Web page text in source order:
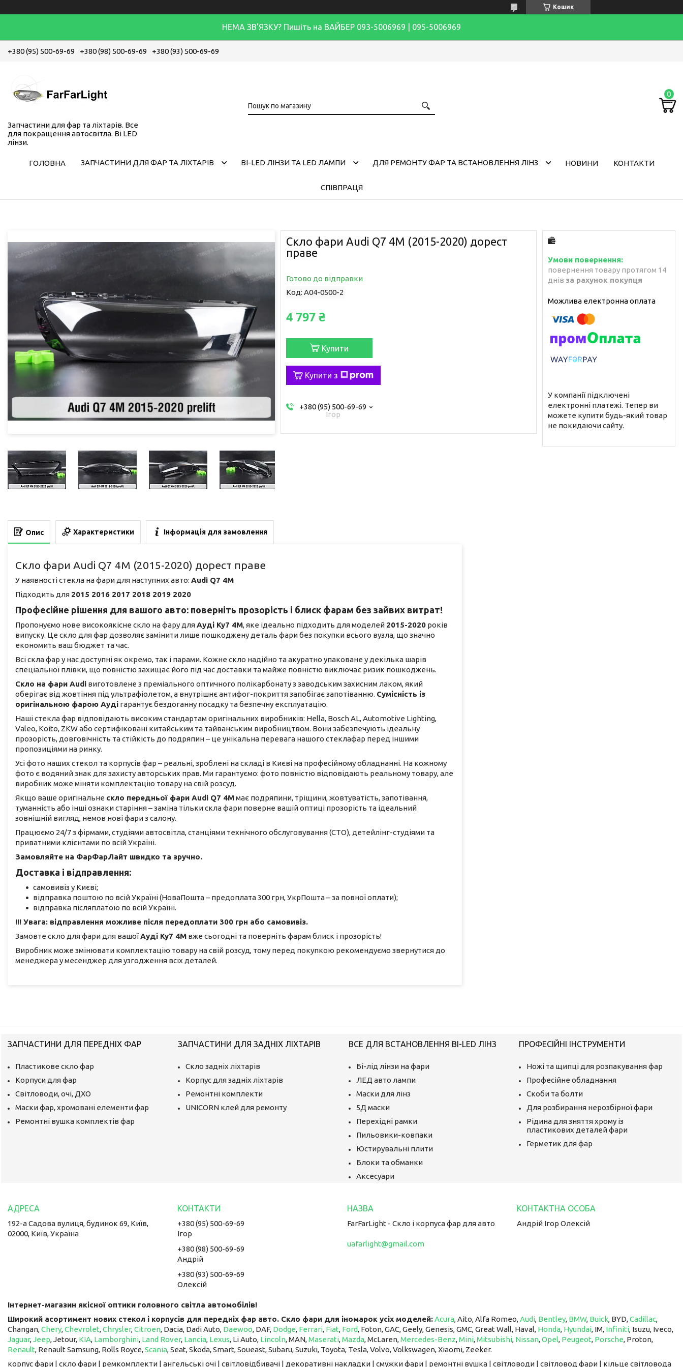
Кошик
НЕМА ЗВ'ЯЗКУ? Пишіть на ВАЙБЕР 093-5006969 | 095-5006969
+380 (95) 500-69-69 +380 (98) 500-69-69 +380 (93) 500-69-69
Запчастини для фар та ліхтарів. Все
для покращення автосвітла. Bi LED
лінзи.
ГОЛОВНА ЗАПЧАСТИНИ ДЛЯ ФАР ТА ЛІХТАРІВ BI-LED ЛІНЗИ ТА LED ЛАМПИ ДЛЯ РЕМОНТУ ФАР ТА ВСТАНОВЛЕННЯ ЛІНЗ НОВИНИ КОНТАКТИ
СПІВПРАЦЯ
Скло фари Audi Q7 4M (2015-2020) дорест
праве
Готово до відправки
Код: A04-0500-2
4 797 ₴
Купити
Купити з
+380 (95) 500-69-69
Ігор
повернення товару протягом 14
днів за рахунок покупця
У компанії підключені
електронні платежі. Тепер ви
можете купити будь-який товар
не покидаючи сайту.
Опис Характеристики Інформація для замовлення
Скло фари Audi Q7 4M (2015-2020) дорест праве
У наявності стекла на фари для наступних авто: Audi Q7 4M
Підходить для 2015 2016 2017 2018 2019 2020
Професійне рішення для вашого авто: поверніть прозорість і блиск фарам без зайвих витрат!
Пропонуємо нове високоякісне скло на фару дляАуді Ку7 4М, яке ідеально підходить для моделей 2015-2020 років
випуску. Це скло для фар дозволяє замінити лише пошкоджену деталь фари без покупки всього вузла, що значно
економить ваш бюджет та час.
Всі скла фар у нас доступні як окремо, так і парами. Кожне скло надійно та акуратно упаковане у декілька шарів
спеціальної плівки, що повністю захищає його під час доставки та майже повністю виключає ризик пошкоджень.
Скло на фари Audi виготовлене з преміального оптичного полікарбонату з заводським захисним лаком, який
оберігає від жовтіння під ультрафіолетом, а внутрішнє антифог-покриття запобігає запотіванню. Сумісність із
оригінальною фарою Ауді гарантує бездоганну посадку та безпечну експлуатацію.
Наші стекла фар відповідають високим стандартам оригінальних виробників: Hella, Bosch AL, Automotive Lighting,
Valeo, Koito, ZKW або сертифіковані китайським та тайванським виробництвом. Вони забезпечують ідеальну
прозорість, довговічність та стійкість до подряпин – це унікальна перевага нашого стеклафар перед іншими
пропозиціями на ринку.
Усі фото наших стекол та корпусів фар – реальні, зроблені на складі в Києві на професійному обладнанні. На кожному
фото є водяний знак для захисту авторських прав. Ми гарантуємо: фото повністю відповідають реальному товару, але
виробник може міняти комплектацію товару на свій розсуд.
Якщо ваше оригінальне скло передньої фари Audi Q7 4Mмає подряпини, тріщини, жовтуватість, запотівання,
туманність або інші ознаки старіння – заміна тільки скла фари поверне вашій оптиці прозорість та ідеальний
зовнішній вигляд, немов нові фари з салону.
Працюємо 24/7 з фірмами, студіями автосвітла, станціями технічного обслуговування (СТО), детейлінг-студіями та
приватними клієнтами по всій Україні.
Замовляйте на ФарФарЛайт швидко та зручно.
Доставка і відправлення:
самовивіз у Києві;
відправка поштою по всій Україні (НоваПошта – предоплата 300 грн, УкрПошта – за повної оплати);
відправка післяплатою по всій Україні.
!!! Увага: відправлення можливе після передоплати 300 грн або самовивіз.
Замовте скло для фари для вашоїАуді Ку7 4М вже сьогодні та поверніть фарам блиск і прозорість!
Виробник може змінювати комплектацію товару на свій розсуд, тому перед покупкою рекомендуємо звернутися до
менеджера у месенджер для узгодження всіх деталей.
ЗАПЧАСТИНИ ДЛЯ ПЕРЕДНІХ ФАР
Пластикове скло фар
Корпуси для фар
Світловоди, очі, ДХО
Маски фар, хромовані елементи фар
Ремонтні вушка комплектів фар
ЗАПЧАСТИНИ ДЛЯ ЗАДНІХ ЛІХТАРІВ
Скло задніх ліхтарів
Корпус для задніх ліхтарів
Ремонтні комплекти
UNICORN клей для ремонту
ВСЕ ДЛЯ ВСТАНОВЛЕННЯ BI-LED ЛІНЗ
Бі-лід лінзи на фари
ЛЕД авто лампи
Маски для лінз
5Д маски
Перехідні рамки
Пильовики-ковпаки
Юстирувальні плити
Блоки та обманки
Аксесуари
ПРОФЕСІЙНІ ІНСТРУМЕНТИ
Ножі та щипці для розпакування фар
Професійне обладнання
Скоби та болти
Для розбирання нерозбірної фари
Рідина для зняття хрому із
пластикових деталей фари
Герметик для фар
192-а Садова вулиця, будинок 69, Київ,
02000, Київ, Україна
+380 (95) 500-69-69
Ігор
+380 (98) 500-69-69
Андрій
+380 (93) 500-69-69
Олексій
FarFarLight - Cкло і корпуса фар для авто
uafarlight@gmail.com
Андрій Ігор Олексій
Інтернет-магазин якісної оптики головного світла автомобілів!
Широкий асортимент нових стекол і корпусів для передніх фар авто. Скло фари для іномарок усіх моделей:Acura, Aito, Alfa Romeo,Audi, Bentley, BMW, Buick, BYD,Cadillac,
Changan,Chery,Chevrolet,Chrysler,Citroen, Dacia, Dadi Auto, Daewoo, DAF, Dodge, Ferrari, Fiat, Ford, Foton, GAC, Geely, Genesis, GMC, Great Wall, Haval, Honda, Hyundai, IM, ​​​​​​​ Infiniti, Isuzu, Iveco,
Jaguar,Jeep, Jetour, ​​​​​​​ KIA, Lamborghini, Land Rover, Lancia, Lexus, Li Auto, ​​​​​​​ Lincoln, MAN,Maserati,Mazda, McLaren, ​​​​​​​Mercedes-Benz,Mini,Mitsubishi, Nissan,Opel, Peugeot, Porsche, Proton, ​​​​​​​
Renault, Renault Samsung, Rolls Royce,Scania, Seat, Skoda, Smart, Soueast, Subaru, Suzuki, Toyota, Tesla, Volvo, Volkswagen, Xiaomi, Zeeker.
корпус фари | скло фари | ремкомплекти | ангельські очі | світловідбивачі | декоративні накладки | смужки фари | ремонтні вушка | світловоди | світловод фари | кільце світловода